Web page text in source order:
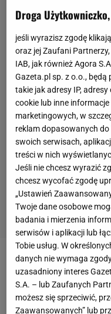
KOSZULA Z LNEM
Aż 40
lnem od
okazję
Droga
jeśli wyrazisz zgodę
oraz jej Zaufani
IAB, jak również Agora
Gazeta.pl sp. z o.o.,
takie jak adresy IP,
cookie lub inne
marketingowych, w
reklam dopasowanych
swoich serwisach,
treści w nich
Jeśli nie chcesz wyrazić
chcesz wycofać zgodę
„Ustawień
Twoje dane osobowe
badania i mierzenia
serwisów i aplikacji lub
Tobie usług. W
danych nie wymaga
uzasadniony interes
S.A. – lub Zaufanych
możesz się sprzeciwić,
Zaawansowanych” lub